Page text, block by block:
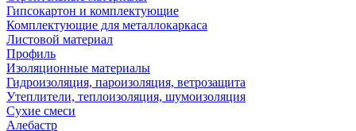
Гипсокартон и комплектующие
Комплектующие для металлокаркаса
Листовой материал
Профиль
Изоляционные материалы
Гидроизоляция, пароизоляция, ветрозащита
Утеплители, теплоизоляция, шумоизоляция
Сухие смеси
Алебастр